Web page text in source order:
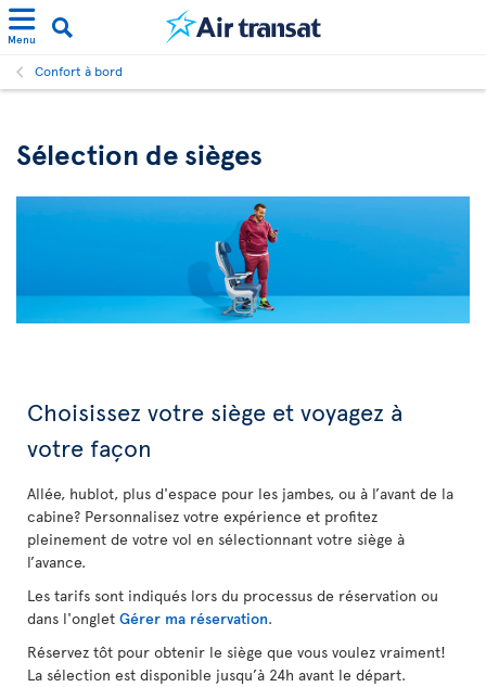
Menu
Confort à bord
Sélection de sièges
Choisissez votre siège et voyagez à
votre façon
Allée, hublot, plus d'espace pour les jambes, ou à l’avant de la
cabine? Personnalisez votre expérience et profitez
pleinement de votre vol en sélectionnant votre siège à
l’avance.
Les tarifs sont indiqués lors du processus de réservation ou
dans l'onglet Gérer ma réservation.
Réservez tôt pour obtenir le siège que vous voulez vraiment!
La sélection est disponible jusqu’à 24h avant le départ.